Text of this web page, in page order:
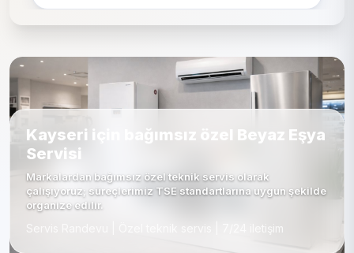
Kayseri için bağımsız özel Beyaz Eşya
Servisi
Markalardan bağımsız özel teknik servis olarak
çalışıyoruz; süreçlerimiz TSE standartlarına uygun şekilde
organize edilir.
Servis Randevu | Özel teknik servis | 7/24 iletişim